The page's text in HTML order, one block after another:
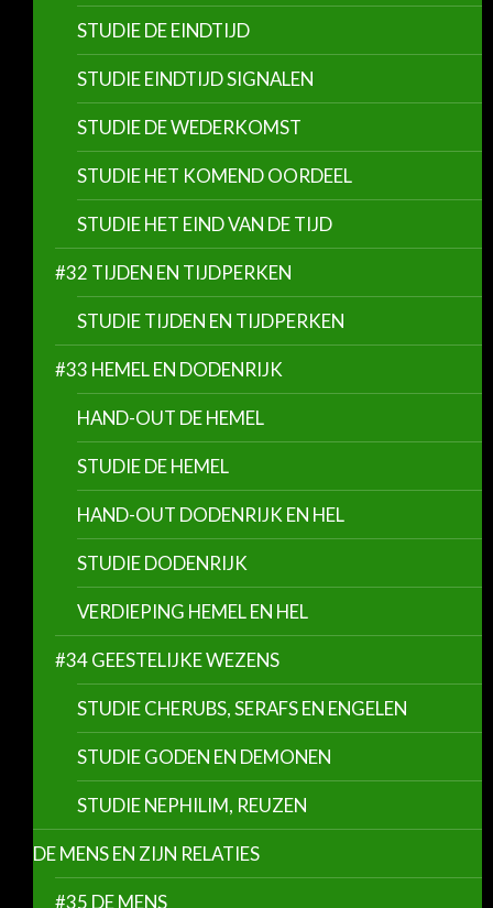
STUDIE DE EINDTIJD
STUDIE EINDTIJD SIGNALEN
STUDIE DE WEDERKOMST
STUDIE HET KOMEND OORDEEL
STUDIE HET EIND VAN DE TIJD
#32 TIJDEN EN TIJDPERKEN
STUDIE TIJDEN EN TIJDPERKEN
#33 HEMEL EN DODENRIJK
HAND-OUT DE HEMEL
STUDIE DE HEMEL
HAND-OUT DODENRIJK EN HEL
STUDIE DODENRIJK
VERDIEPING HEMEL EN HEL
#34 GEESTELIJKE WEZENS
STUDIE CHERUBS, SERAFS EN ENGELEN
STUDIE GODEN EN DEMONEN
STUDIE NEPHILIM, REUZEN
DE MENS EN ZIJN RELATIES
#35 DE MENS